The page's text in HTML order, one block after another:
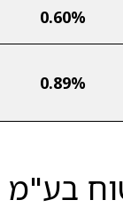
0.60%
0.89%